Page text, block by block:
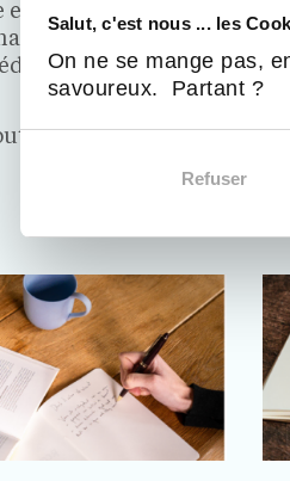
Salut, c'est nous ... les
On ne se mange pas,
savoureux. Partant ?
Refuser
entreprise sous
connue
Vous
modèle
aux
et,
tenir…
cet